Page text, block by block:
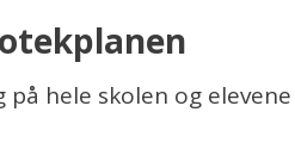
hele skolen og